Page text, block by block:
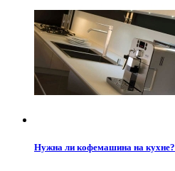
Нужна ли кофемашина на кухне?